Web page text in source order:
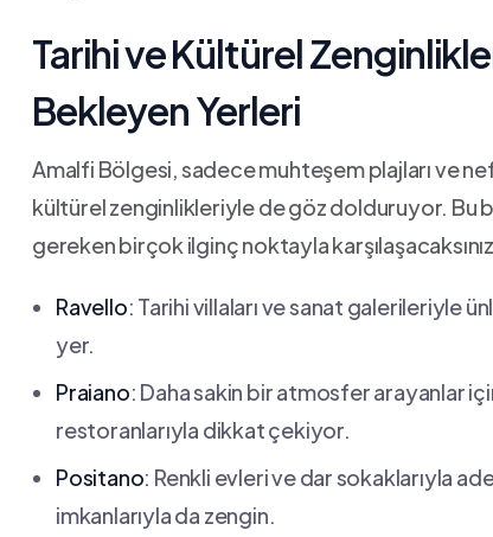
Tarihi ve ⁣Kültürel‌
Bekleyen Yerleri
Amalfi Bölgesi, sadece muhteşem ‍plajları ve⁢
kültürel zenginlikleriyle de göz dolduruyor.
gereken⁤ birçok⁢ ilginç noktayla
Ravello: ⁤Tarihi‍ villaları ve sanat ⁤galerileriyle
yer.
Praiano: Daha sakin‍ bir atmosfer arayanlar
restoranlarıyla dikkat çekiyor.
Positano: Renkli evleri ve dar ⁣sokaklarıyla
imkanlarıyla da ‌zengin.